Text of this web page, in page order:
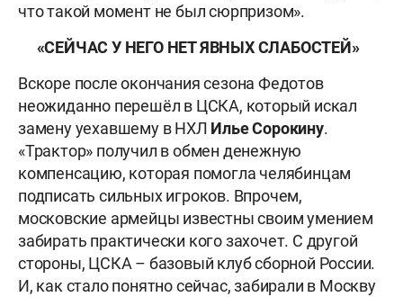
что такой момент не был сюрпризом».
«СЕЙЧАС У НЕГО НЕТ ЯВНЫХ СЛАБОСТЕЙ»
Вскоре после окончания сезона Федотов
неожиданно перешёл в ЦСКА, который искал
замену уехавшему в НХЛ Илье Сорокину.
«Трактор» получил в обмен денежную
компенсацию, которая помогла челябинцам
подписать сильных игроков. Впрочем,
московские армейцы известны своим умением
забирать практически кого захочет. С другой
стороны, ЦСКА – базовый клуб сборной России.
И, как стало понятно сейчас, забирали в Москву